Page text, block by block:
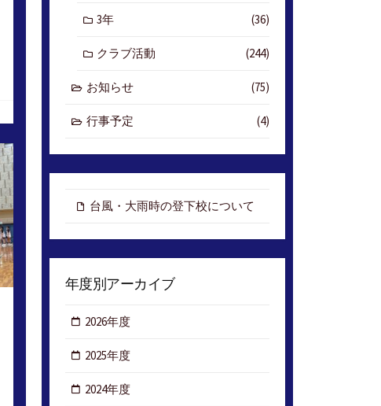
3年 (36)
クラブ活動 (244)
お知らせ (75)
行事予定 (4)
台風・大雨時の登下校について
年度別アーカイブ
2026年度
2025年度
2024年度